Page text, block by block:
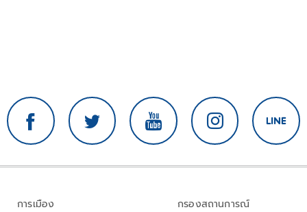
การเมือง
กรองสถานการณ์